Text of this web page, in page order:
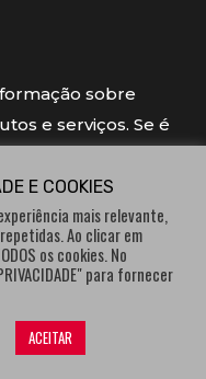
sobre
e serviços. Se é
“Produto do
por
E COOKIES
mais relevante,
Ao clicar em
os cookies. No
para fornecer
ACEITAR